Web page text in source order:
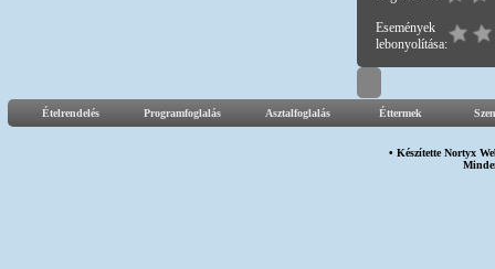
Események
lebonyolítása:
Ételrendelés Programfoglalás Asztalfoglalás Éttermek
• KészítetteNortyx